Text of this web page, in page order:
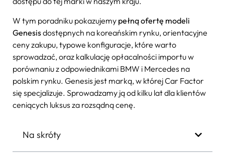
W tym poradniku pokazujemy pełną ofertę modeli
Genesisdostępnych na koreańskim rynku, orientacyjne
ceny zakupu, typowe konfiguracje, które warto
sprowadzać, oraz kalkulację opłacalności importu w
porównaniu z odpowiednikami BMW i Mercedes na
polskim rynku. Genesis jest marką, w której Car Factor
się specjalizuje. Sprowadzamy ją od kilku lat dla klientów
ceniących luksus za rozsądną cenę.
Na skróty